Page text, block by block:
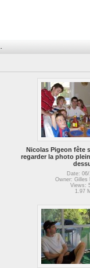
Nicolas Pigeon fête
regarder la photo
Date:
Owner: Gilles
Views:
1.97